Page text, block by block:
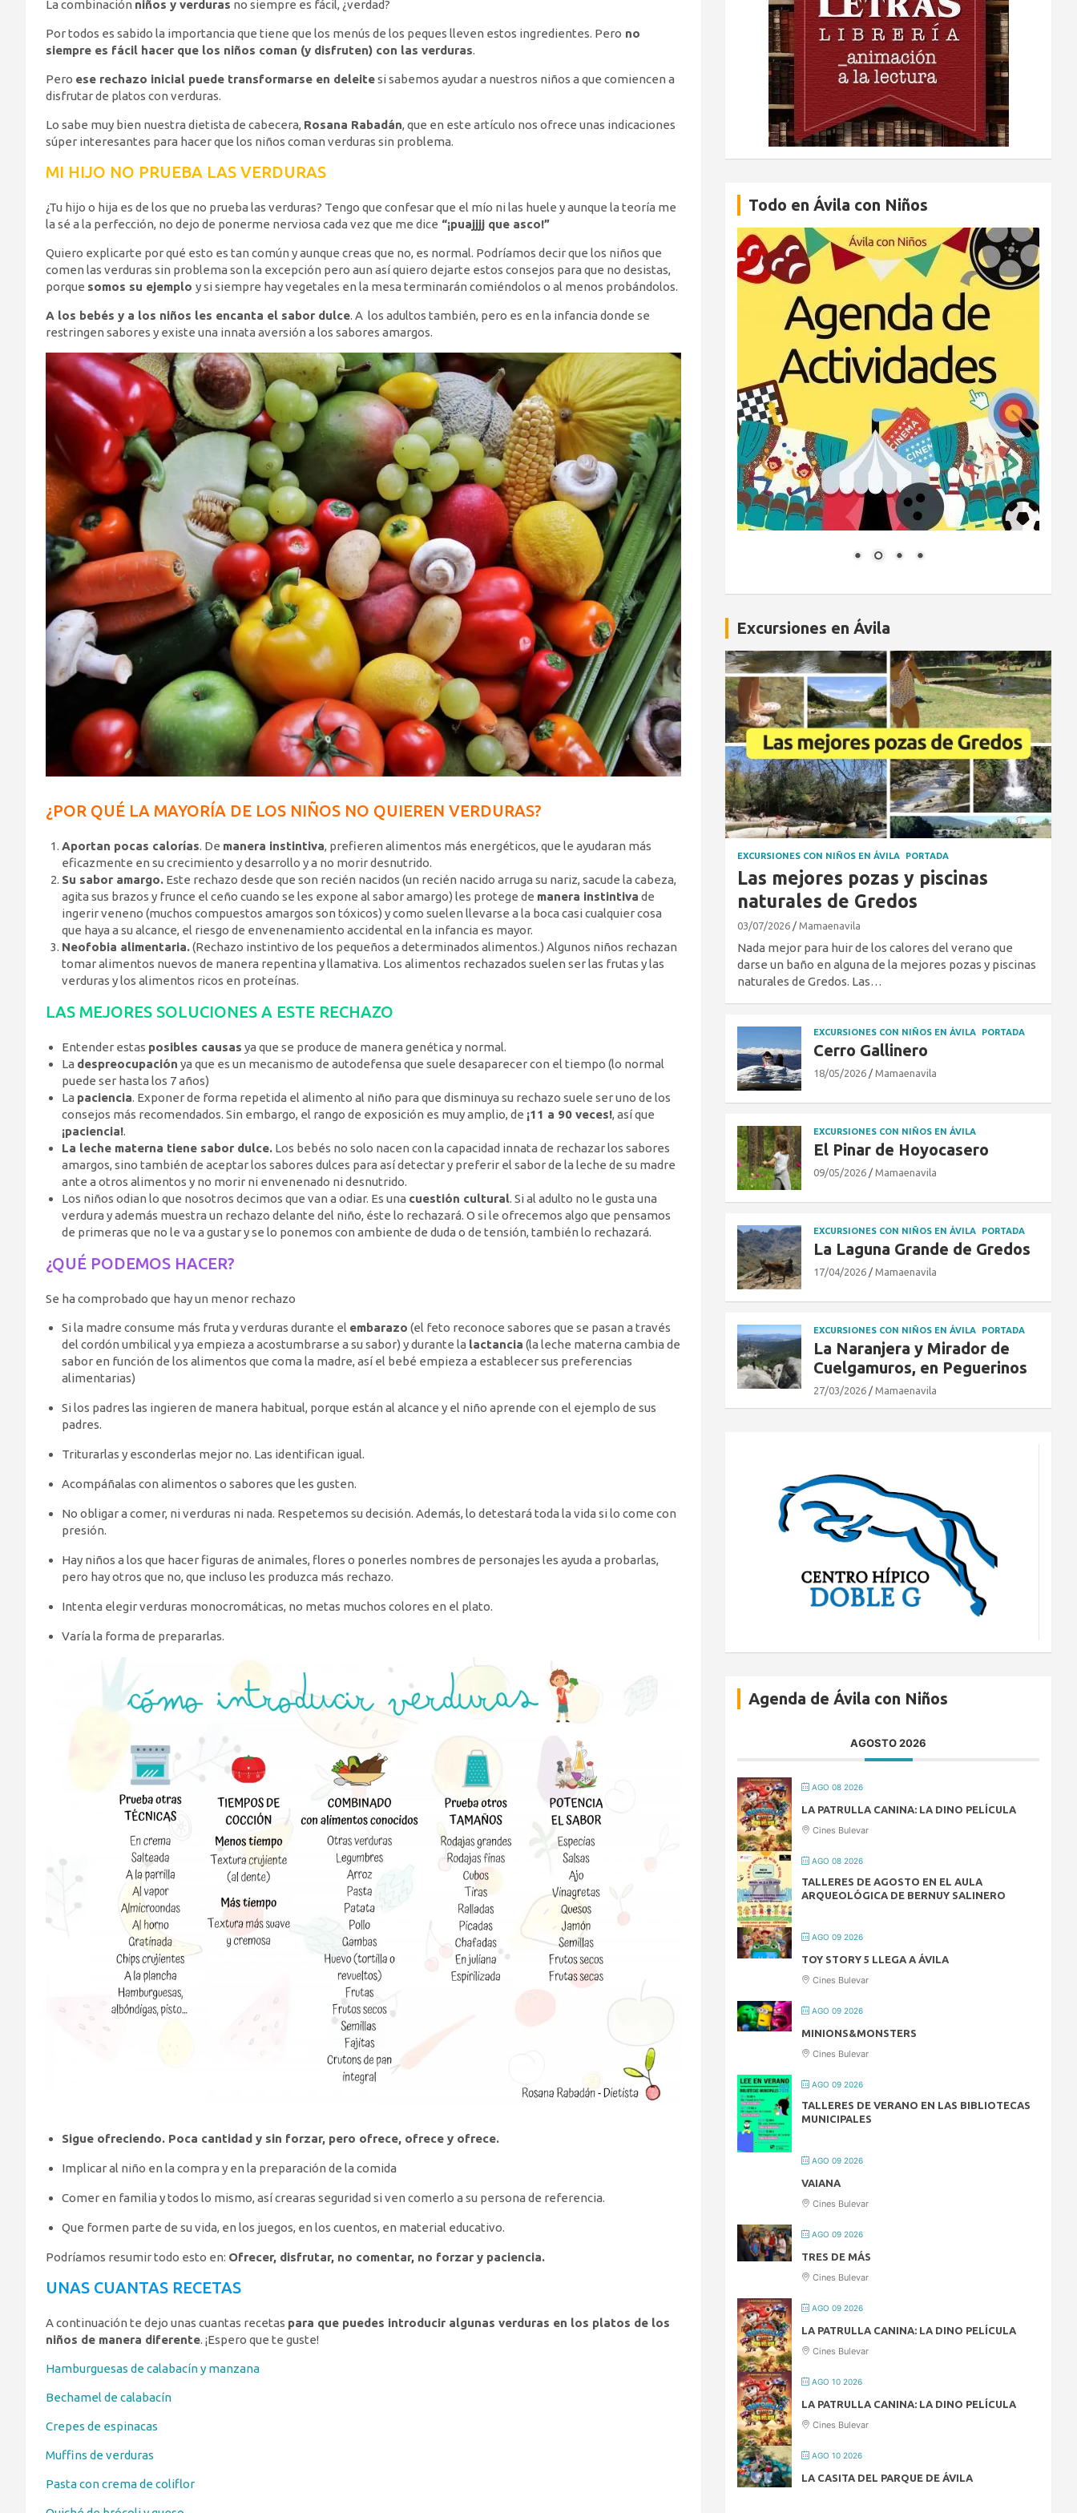
La combinación niños y verduras no siempre es fácil, ¿verdad?
Por todos es sabido la importancia que tiene que los menús de los peques lleven estos ingredientes. Pero no
siempre es fácil hacer que los niños coman (y disfruten) con las verduras.
Pero ese rechazo inicial puede transformarse en deleitesi sabemos ayudar a nuestros niños a que comiencen a
disfrutar de platos con verduras.
Lo sabe muy bien nuestra dietista de cabecera, Rosana Rabadán, que en este artículo nos ofrece unas indicaciones
súper interesantes para hacer que los niños coman verduras sin problema.
MI HIJO NO PRUEBA LAS VERDURAS
¿Tu hijo o hija es de los que no prueba las verduras? Tengo que confesar que el mío ni las huele y aunque la teoría me
la sé a la perfección, no dejo de ponerme nerviosa cada vez que me dice “¡puajjjj que asco!”
Quiero explicarte por qué esto es tan común y aunque creas que no, es normal. Podríamos decir que los niños que
comen las verduras sin problema son la excepción pero aun así quiero dejarte estos consejos para que no desistas,
porque somos su ejemplo y si siempre hay vegetales en la mesa terminarán comiéndolos o al menos probándolos.
A los bebés y a los niños les encanta el sabor dulce. A los adultos también, pero es en la infancia donde se
restringen sabores y existe una innata aversión a los sabores amargos.
¿POR QUÉ LA MAYORÍA DE LOS NIÑOS NO QUIEREN VERDURAS?
Aportan pocas calorías. De manera instintiva, prefieren alimentos más energéticos, que le ayudaran más
eficazmente en su crecimiento y desarrollo y a no morir desnutrido.
Su sabor amargo. Este rechazo desde que son recién nacidos (un recién nacido arruga su nariz, sacude la cabeza,
agita sus brazos y frunce el ceño cuando se les expone al sabor amargo) les protege de manera instintiva de
ingerir veneno (muchos compuestos amargos son tóxicos) y como suelen llevarse a la boca casi cualquier cosa
que haya a su alcance, el riesgo de envenenamiento accidental en la infancia es mayor.
Neofobia alimentaria.(Rechazo instintivo de los pequeños a determinados alimentos.) Algunos niños rechazan
tomar alimentos nuevos de manera repentina y llamativa. Los alimentos rechazados suelen ser las frutas y las
verduras y los alimentos ricos en proteínas.
LAS MEJORES SOLUCIONES A ESTE RECHAZO
Entender estas posibles causas ya que se produce de manera genética y normal.
La despreocupación ya que es un mecanismo de autodefensa que suele desaparecer con el tiempo (lo normal
puede ser hasta los 7 años)
La paciencia. Exponer de forma repetida el alimento al niño para que disminuya su rechazo suele ser uno de los
consejos más recomendados. Sin embargo, el rango de exposición es muy amplio, de ¡11 a 90 veces!, así que
¡paciencia!.
La leche materna tiene sabor dulce. Los bebés no solo nacen con la capacidad innata de rechazar los sabores
amargos, sino también de aceptar los sabores dulces para así detectar y preferir el sabor de la leche de su madre
ante a otros alimentos y no morir ni envenenado ni desnutrido.
Los niños odian lo que nosotros decimos que van a odiar. Es una cuestión cultural. Si al adulto no le gusta una
verdura y además muestra un rechazo delante del niño, éste lo rechazará. O si le ofrecemos algo que pensamos
de primeras que no le va a gustar y se lo ponemos con ambiente de duda o de tensión, también lo rechazará.
¿QUÉ PODEMOS HACER?
Se ha comprobado que hay un menor rechazo
Si la madre consume más fruta y verduras durante el embarazo (el feto reconoce sabores que se pasan a través
del cordón umbilical y ya empieza a acostumbrarse a su sabor) y durante la lactancia (la leche materna cambia de
sabor en función de los alimentos que coma la madre, así el bebé empieza a establecer sus preferencias
alimentarias)
Si los padres las ingieren de manera habitual, porque están al alcance y el niño aprende con el ejemplo de sus
padres.
Triturarlas y esconderlas mejor no. Las identifican igual.
Acompáñalas con alimentos o sabores que les gusten.
No obligar a comer, ni verduras ni nada. Respetemos su decisión. Además, lo detestará toda la vida si lo come con
presión.
Hay niños a los que hacer figuras de animales, flores o ponerles nombres de personajes les ayuda a probarlas,
pero hay otros que no, que incluso les produzca más rechazo.
Intenta elegir verduras monocromáticas, no metas muchos colores en el plato.
Varía la forma de prepararlas.
Sigue ofreciendo. Poca cantidad y sin forzar, pero ofrece, ofrece y ofrece.
Implicar al niño en la compra y en la preparación de la comida
Comer en familia y todos lo mismo, así crearas seguridad si ven comerlo a su persona de referencia.
Que formen parte de su vida, en los juegos, en los cuentos, en material educativo.
Podríamos resumir todo esto en: Ofrecer, disfrutar, no comentar, no forzar y paciencia.
UNAS CUANTAS RECETAS
A continuación te dejo unas cuantas recetas para que puedes introducir algunas verduras en los platos de los
niños de manera diferente. ¡Espero que te guste!
Hamburguesas de calabacín y manzana
Bechamel de calabacín
Crepes de espinacas
Muffins de verduras
Pasta con crema de coliflor
Todo en Ávila con Niños
Excursiones en Ávila
EXCURSIONES CON NIÑOS EN ÁVILA PORTADA
Las mejores pozas y piscinas
naturales de Gredos
03/07/2026 Mamaenavila
Nada mejor para huir de los calores del verano que
darse un baño en alguna de la mejores pozas y piscinas
naturales de Gredos. Las…
EXCURSIONES CON NIÑOS EN ÁVILA PORTADA
Cerro Gallinero
18/05/2026 Mamaenavila
EXCURSIONES CON NIÑOS EN ÁVILA
El Pinar de Hoyocasero
09/05/2026 Mamaenavila
EXCURSIONES CON NIÑOS EN ÁVILA PORTADA
La Laguna Grande de Gredos
17/04/2026 Mamaenavila
EXCURSIONES CON NIÑOS EN ÁVILA PORTADA
La Naranjera y Mirador de
Cuelgamuros, en Peguerinos
27/03/2026 Mamaenavila
Agenda de Ávila con Niños
AGOSTO 2026
AGO 08 2026
LA PATRULLA CANINA: LA DINO PELÍCULA
Cines Bulevar
AGO 08 2026
TALLERES DE AGOSTO EN EL AULA
ARQUEOLÓGICA DE BERNUY SALINERO
AGO 09 2026
TOY STORY 5 LLEGA A ÁVILA
Cines Bulevar
AGO 09 2026
MINIONS&MONSTERS
Cines Bulevar
AGO 09 2026
TALLERES DE VERANO EN LAS BIBLIOTECAS
MUNICIPALES
AGO 09 2026
VAIANA
Cines Bulevar
AGO 09 2026
TRES DE MÁS
Cines Bulevar
AGO 09 2026
LA PATRULLA CANINA: LA DINO PELÍCULA
Cines Bulevar
AGO 10 2026
LA PATRULLA CANINA: LA DINO PELÍCULA
Cines Bulevar
AGO 10 2026
LA CASITA DEL PARQUE DE ÁVILA